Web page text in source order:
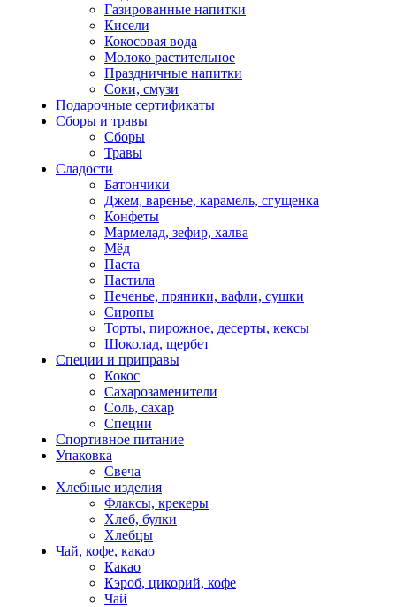
Газированные напитки
Кисели
Кокосовая вода
Молоко растительное
Праздничные напитки
Соки, смузи
Подарочные сертификаты
Сборы и травы
Сборы
Травы
Сладости
Батончики
Джем, варенье, карамель, сгущенка
Конфеты
Мармелад, зефир, халва
Мёд
Паста
Пастила
Печенье, пряники, вафли, сушки
Сиропы
Торты, пирожное, десерты, кексы
Шоколад, щербет
Специи и приправы
Кокос
Сахарозаменители
Соль, сахар
Специи
Спортивное питание
Упаковка
Свеча
Хлебные изделия
Флаксы, крекеры
Хлеб, булки
Хлебцы
Чай, кофе, какао
Какао
Кэроб, цикорий, кофе
Чай